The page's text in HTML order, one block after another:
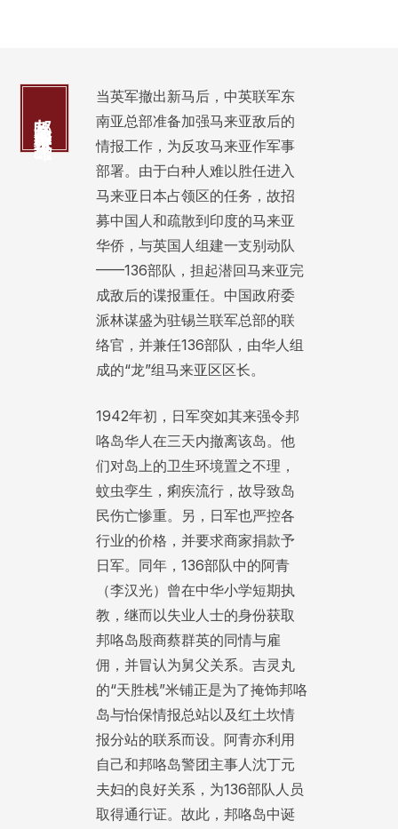
邦咯岛的华人抗日英雄
当英军撤出新马后，中英联军东
南亚总部准备加强马来亚敌后的
情报工作，为反攻马来亚作军事
部署。由于白种人难以胜任进入
马来亚日本占领区的任务，故招
募中国人和疏散到印度的马来亚
华侨，与英国人组建一支别动队
——136部队，担起潜回马来亚完
成敌后的谍报重任。中国政府委
派林谋盛为驻锡兰联军总部的联
络官，并兼任136部队，由华人组
成的“龙”组马来亚区区长。
1942年初，日军突如其来强令邦
咯岛华人在三天内撤离该岛。他
们对岛上的卫生环境置之不理，
蚊虫孪生，痢疾流行，故导致岛
民伤亡惨重。另，日军也严控各
行业的价格，并要求商家捐款予
日军。同年，136部队中的阿青
（李汉光）曾在中华小学短期执
教，继而以失业人士的身份获取
邦咯岛殷商蔡群英的同情与雇
佣，并冒认为舅父关系。吉灵丸
的“天胜栈”米铺正是为了掩饰邦咯
岛与怡保情报总站以及红土坎情
报分站的联系而设。阿青亦利用
自己和邦咯岛警团主事人沈丁元
夫妇的良好关系，为136部队人员
取得通行证。故此，邦咯岛中诞